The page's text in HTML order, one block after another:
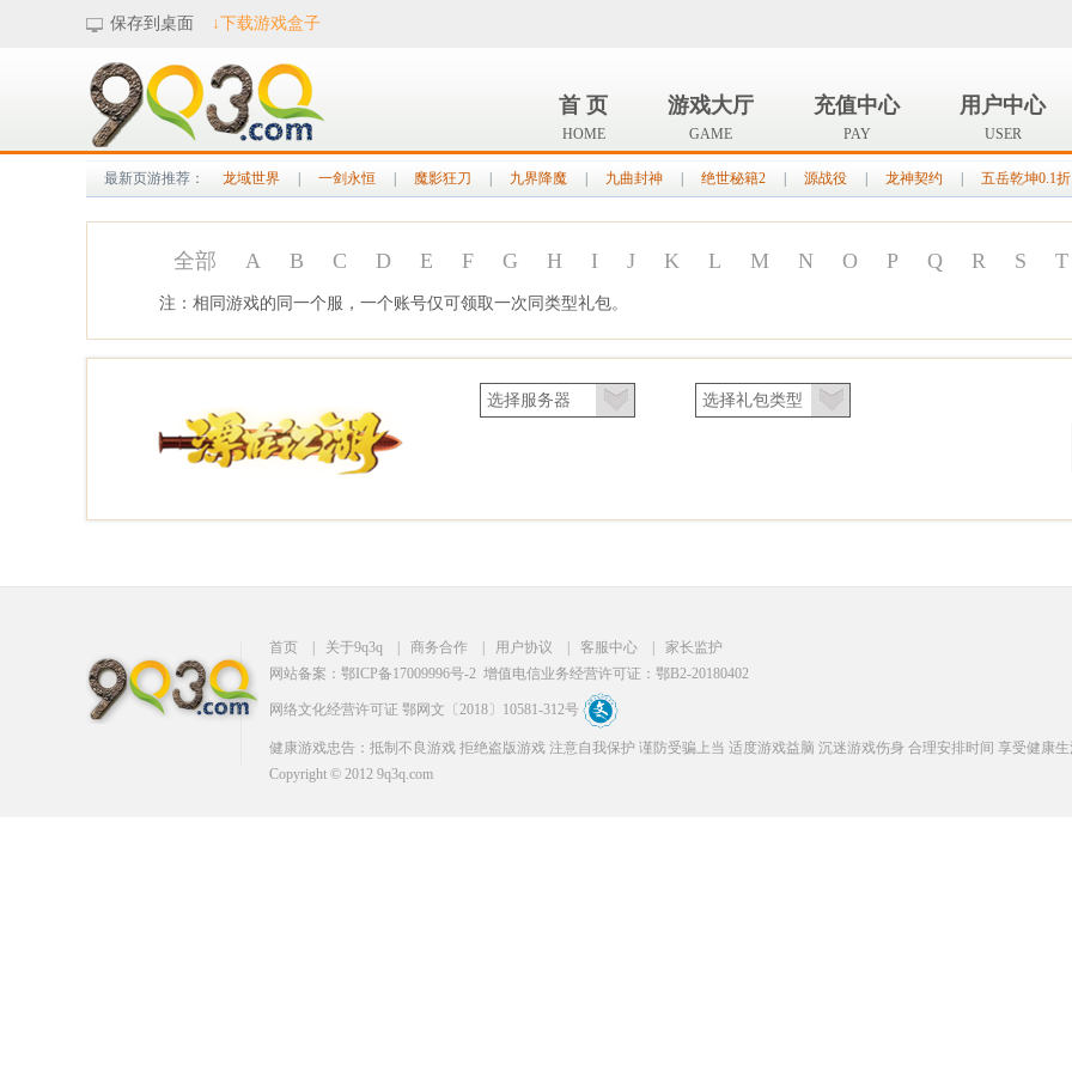
保存到桌面 ↓下载游戏盒子
首 页
HOME
游戏大厅
GAME
充值中心
PAY
用户中心
USER
最新页游推荐： 龙域世界 一剑永恒 魔影狂刀 九界降魔 九曲封神 绝世秘籍2 源战役 龙神契约 五岳乾坤0.1折
全部 A B C D E F G H I J K L M N O P Q R S T
注：相同游戏的同一个服，一个账号仅可领取一次同类型礼包。
首页 关于9q3q 商务合作 用户协议 客服中心
家长监护
网站备案：鄂ICP备17009996号-2 增值电信业务经营许可证：鄂B2-20180402
网络文化经营许可证 鄂网文〔2018〕10581-312号
健康游戏忠告：抵制不良游戏 拒绝盗版游戏 注意自我保护 谨防受骗上当 适度游戏益脑 沉迷游戏伤身 合理安排时间 享受健康
Copyright © 2012 9q3q.com